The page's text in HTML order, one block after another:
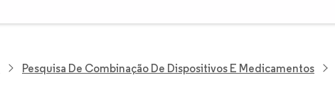
Pesquisa De Combinação De Dispositivos E Medicamentos